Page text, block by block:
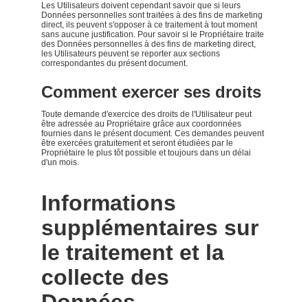
Les Utilisateurs doivent cependant savoir que si leurs
Données personnelles sont traitées à des fins de marketing
direct, ils peuvent s'opposer à ce traitement à tout moment
sans aucune justification. Pour savoir si le Propriétaire traite
des Données personnelles à des fins de marketing direct,
les Utilisateurs peuvent se reporter aux sections
correspondantes du présent document.
Comment exercer ses droits
Toute demande d'exercice des droits de l'Utilisateur peut
être adressée au Propriétaire grâce aux coordonnées
fournies dans le présent document. Ces demandes peuvent
être exercées gratuitement et seront étudiées par le
Propriétaire le plus tôt possible et toujours dans un délai
d'un mois.
Informations
supplémentaires sur
le traitement et la
collecte des